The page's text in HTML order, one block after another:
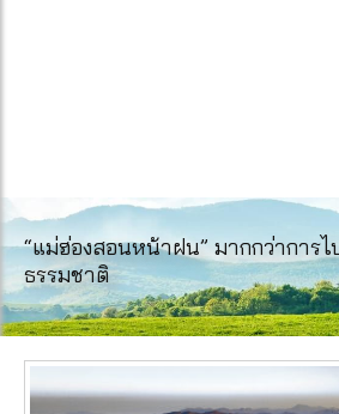
“แม่ฮ่องสอนหน้าฝน” มากกว่าการ
ธรรมชาติ